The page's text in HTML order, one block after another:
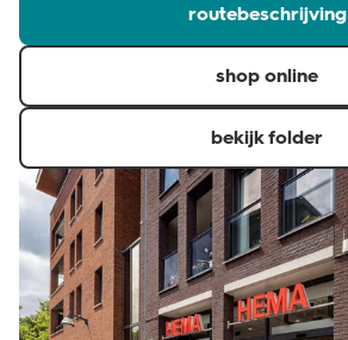
routebeschrijving
shop online
bekijk folder